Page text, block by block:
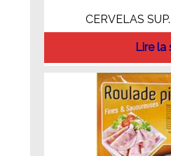
CERVELAS
Lire la